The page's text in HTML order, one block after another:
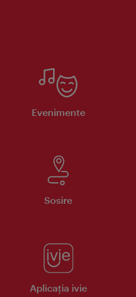
Evenimente
Sosire
Aplicaţia ivie